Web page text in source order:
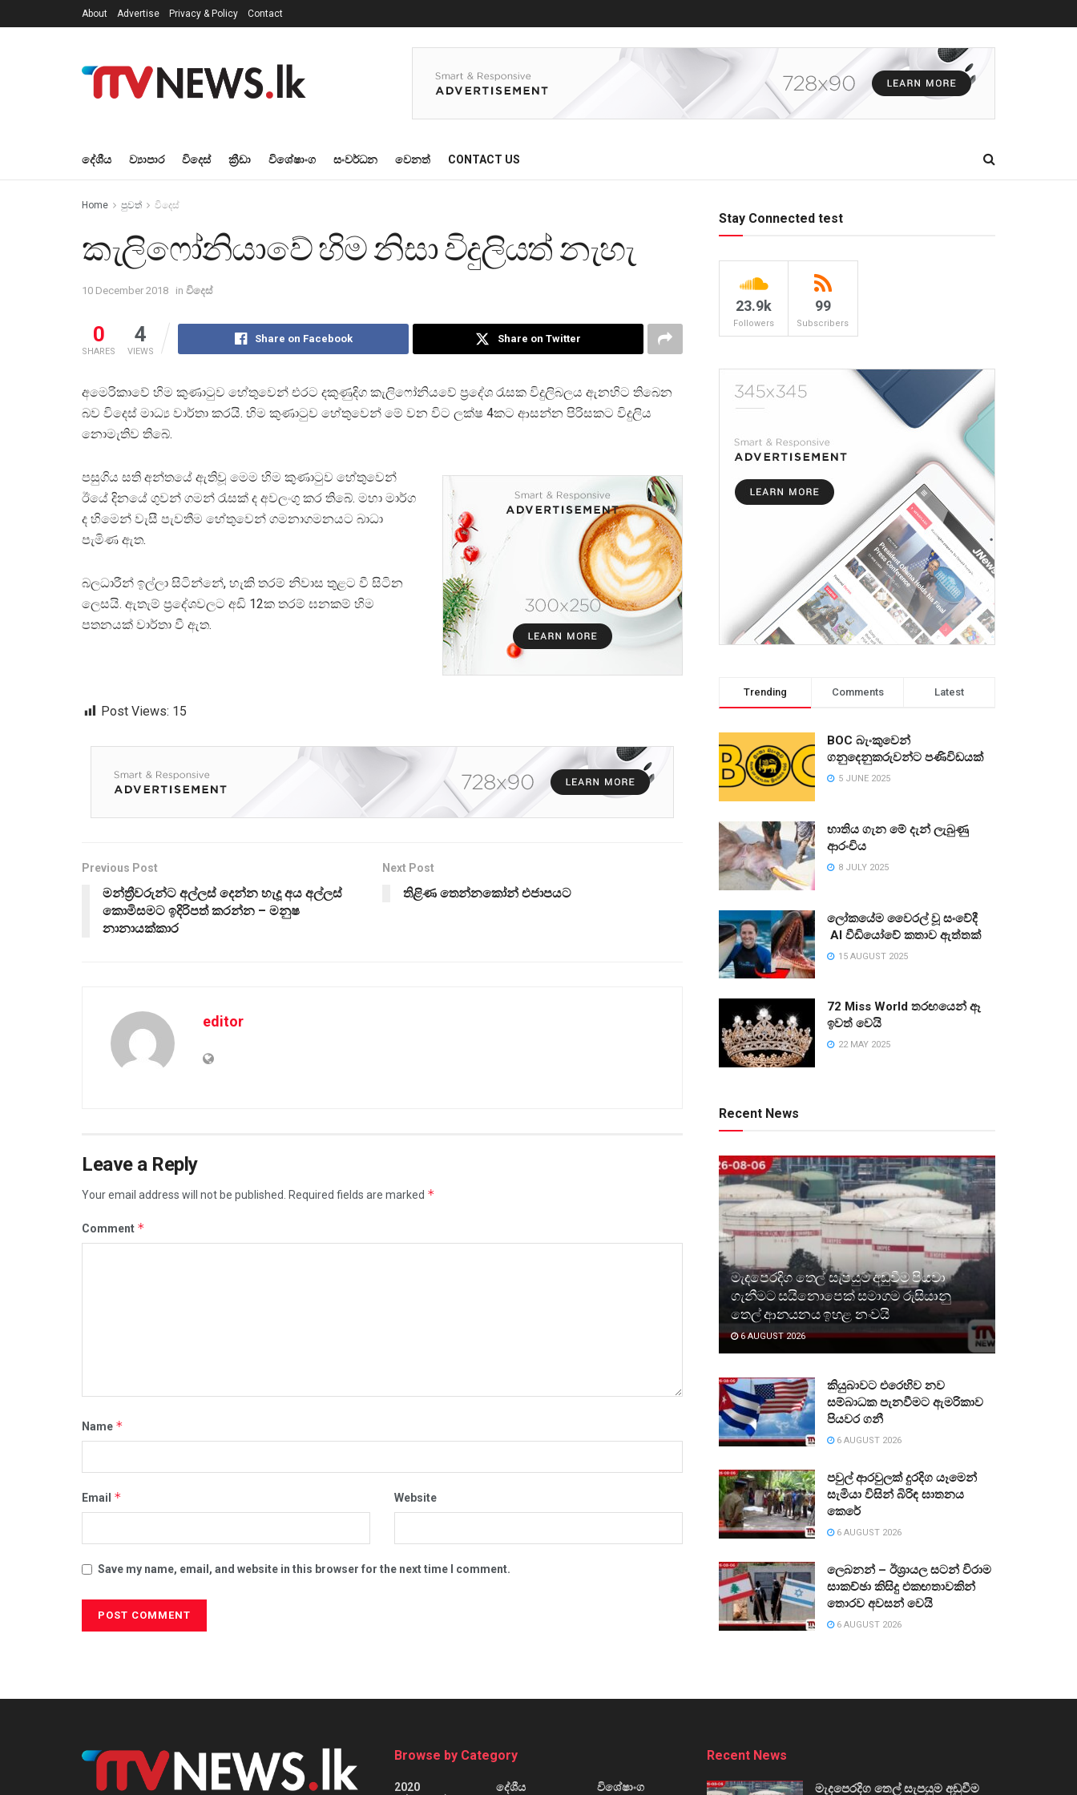
About Advertise Privacy & Policy Contact
දේශීය ව්‍යාපාර විදෙස් ක්‍රීඩා විශේෂාංග සංවර්ධන වෙනත් CONTACT US
Home පුවත් විදෙස්
කැලිෆෝනියාවේ හිම නිසා විදුලියත් නැහැ
10 December 2018 in විදෙස්
0
SHARES
4
VIEWS
Share on Facebook Share on Twitter
අමෙරිකාවේ හිම කුණාටුව හේතුවෙන් එරට දකුණුදිග කැලිෆෝනියවේ ප්‍රදේශ රැසක විදුලිබලය ඇනහිට තිබෙන
බව විදෙස් මාධ්‍ය වාර්තා කරයි. හිම කුණාටුව හේතුවෙන් මේ වන විට ලක්ෂ 4කට ආසන්න පිරිසකට විදුලිය
නොමැතිව තිබේ.
පසුගිය සති අන්තයේ ඇතිවූ මෙම හිම කුණාටුව හේතුවෙන්
ඊයේ දිනයේ ගුවන් ගමන් රැසක් ද අවලංගු කර තිබේ. මහා මාර්ග
ද හිමෙන් වැසී පැවතීම හේතුවෙන් ගමනාගමනයට බාධා
පැමිණ ඇත.
බලධාරීන් ඉල්ලා සිටින්නේ, හැකි තරම් නිවාස තුළට වී සිටින
ලෙසයි. ඇතැම් ප්‍රදේශවලට අඩි 12ක තරම් ඝනකම් හිම
පතනයක් වාර්තා වී ඇත.
Post Views: 15
Previous Post
මන්ත්‍රීවරුන්ට අල්ලස් දෙන්න හැදූ අය අල්ලස්
කොමිසමට ඉදිරිපත් කරන්න – මනුෂ
නානායක්කාර
Next Post
තිළිණ තෙන්නකෝන් එජාපයට
editor
Leave a Reply
Your email address will not be published. Required fields are marked *
Comment *
Name *
Email * Website
Save my name, email, and website in this browser for the next time I comment.
Stay Connected test
23.9k
Followers
99
Subscribers
Trending Comments Latest
BOC බැංකුවෙන්
ගනුදෙනුකරුවන්ට පණිවිඩයක්
5 JUNE 2025
භාතිය ගැන මේ දැන් ලැබුණු
ආරංචිය
8 JULY 2025
ලෝකයේම වෛරල් වූ සංවේදී
AI වීඩියෝවේ කතාව ඇත්තක්
15 AUGUST 2025
72 Miss World තරඟයෙන් ඈ
ඉවත් වෙයි
22 MAY 2025
Recent News
මැදපෙරදිග තෙල් සැපයුම අඩුවීම පියවා
ගැනීමට සයිනොපෙක් සමාගම රුසියානු
තෙල් ආනයනය ඉහළ නංවයි
6 AUGUST 2026
කියුබාවට එරෙහිව නව
සම්බාධක පැනවීමට ඇමරිකාව
පියවර ගනී
6 AUGUST 2026
පවුල් ආරවුලක් දුරදිග යෑමෙන්
සැමියා විසින් බිරිඳ ඝාතනය
කෙරේ
6 AUGUST 2026
ලෙබනන් – ඊශ්‍රායල සටන් විරාම
සාකච්ඡා කිසිදු එකඟතාවකින්
තොරව අවසන් වෙයි
6 AUGUST 2026
Browse by Category
2020
දේශීය විශේෂාංග
Recent News
මැදපෙරදිග තෙල් සැපයුම අඩුවීම